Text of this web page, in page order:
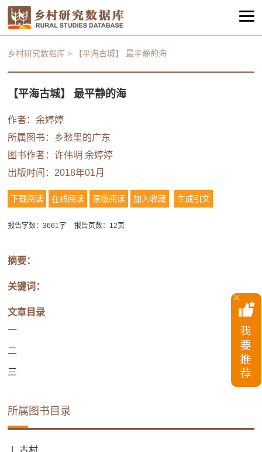
乡村研究数据库 > 【平海古城】 最平静的海
【平海古城】 最平静的海
作者：余婷婷
所属图书： 乡愁里的广东
图书作者：许伟明 余婷婷
出版时间：2018年01月
下载阅读 在线阅读 原版阅读 加入收藏 生成引文
报告字数：3661字 报告页数：12页
摘要：
关键词：
文章目录
一
二
三
所属图书目录